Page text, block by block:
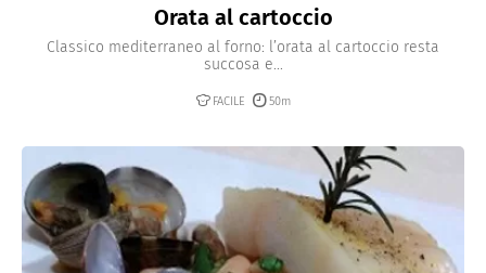
Orata al cartoccio
Classico mediterraneo al forno: l’orata al cartoccio resta
succosa e...
FACILE 50m